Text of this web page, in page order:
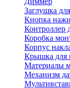
Заглушка
Кнопка
Контроллер
Коробка
Корпус
Крышка для
Материалы
Механизм